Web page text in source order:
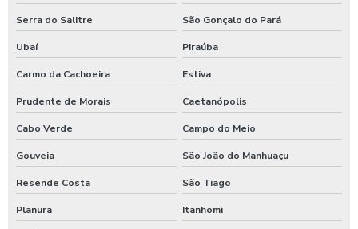
Serra do Salitre São Gonçalo do Pará
Ubaí Piraúba
Carmo da Cachoeira Estiva
Prudente de Morais Caetanópolis
Cabo Verde Campo do Meio
Gouveia São João do Manhuaçu
Resende Costa São Tiago
Planura Itanhomi